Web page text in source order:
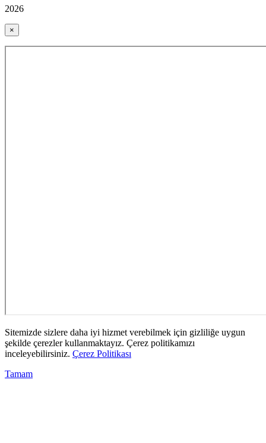
2026
×
Sitemizde sizlere daha iyi hizmet verebilmek için gizliliğe uygun
şekilde çerezler kullanmaktayız. Çerez politikamızı
inceleyebilirsiniz. Çerez Politikası
Tamam